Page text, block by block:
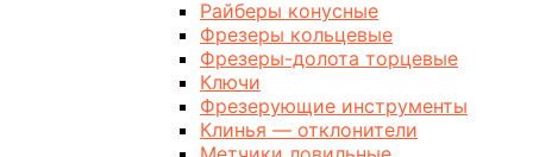
Райберы конусные
Фрезеры кольцевые
Фрезеры-долота торцевые
Ключи
Фрезерующие инструменты
Клинья — отклонители